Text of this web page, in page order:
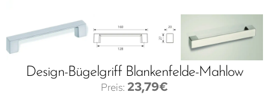
Design-Bügelgriff Blankenfelde-Mahlow
23,79€